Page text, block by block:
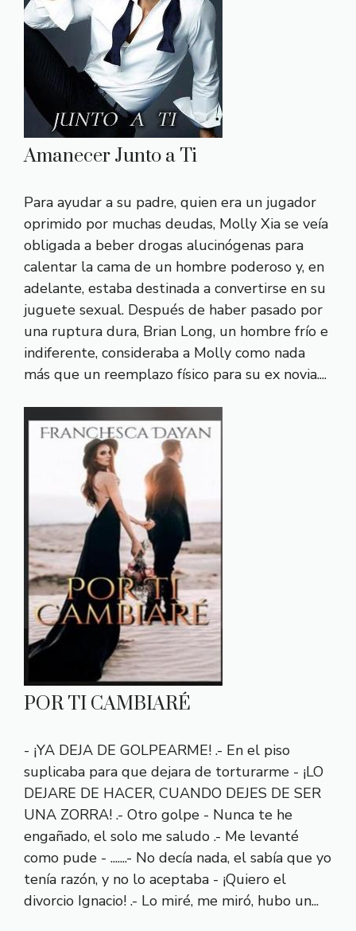
Amanecer Junto a Ti
Para ayudar a su padre, quien era un jugador
oprimido por muchas deudas, Molly Xia se veía
obligada a beber drogas alucinógenas para
calentar la cama de un hombre poderoso y, en
adelante, estaba destinada a convertirse en su
juguete sexual. Después de haber pasado por
una ruptura dura, Brian Long, un hombre frío e
indiferente, consideraba a Molly como nada
más que un reemplazo físico para su ex novia....
POR TI CAMBIARÉ
- ¡YA DEJA DE GOLPEARME! .- En el piso
suplicaba para que dejara de torturarme - ¡LO
DEJARE DE HACER, CUANDO DEJES DE SER
UNA ZORRA! .- Otro golpe - Nunca te he
engañado, el solo me saludo .- Me levanté
como pude - .......- No decía nada, el sabía que yo
tenía razón, y no lo aceptaba - ¡Quiero el
divorcio Ignacio! .- Lo miré, me miró, hubo un...